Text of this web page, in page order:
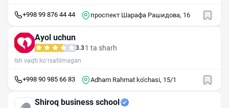
+998 99 876 44 44 проспект Шарафа Рашидова, 16
Ayol uchun
3.3 1 ta sharh
Ish vaqti ko‘rsatilmagan
+998 90 985 66 83 Adham Rahmat ko'chasi, 15/1
Shiroq business school